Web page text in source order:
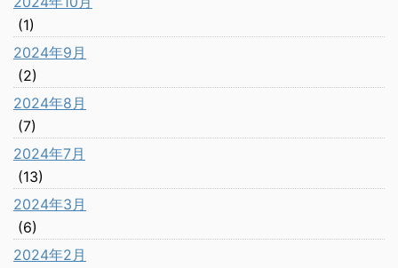
(1)
2024年9月
(2)
2024年8月
(7)
2024年7月
(13)
2024年3月
(6)
2024年2月